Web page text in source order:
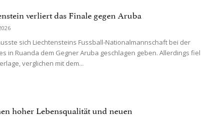
verliert das Finale gegen Aruba
sich Liechtensteins Fussball-Nationalmannschaft bei der
in Ruanda dem Gegner Aruba geschlagen geben. Allerdings fiel
verglichen mit dem...
hoher Lebensqualität und neuen